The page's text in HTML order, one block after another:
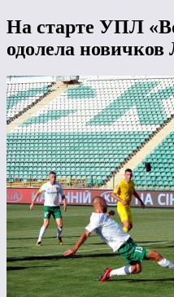
На старте УПЛ
одолела новичков